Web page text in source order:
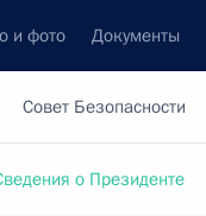
и фото Документы
Совет Безопасности
о Президенте